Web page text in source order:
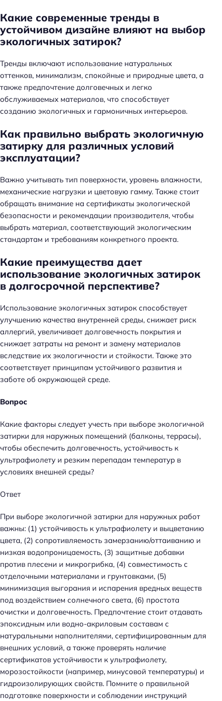
Какие современные тренды в
устойчивом дизайне влияют на выбор
экологичных затирок?
Тренды включают использование натуральных
оттенков, минимализм, спокойные и природные цвета, а
также предпочтение долговечных и легко
обслуживаемых материалов, что способствует
созданию экологичных и гармоничных интерьеров.
Как правильно выбрать экологичную
затирку для различных условий
эксплуатации?
Важно учитывать тип поверхности, уровень влажности,
механические нагрузки и цветовую гамму. Также стоит
обращать внимание на сертификаты экологической
безопасности и рекомендации производителя, чтобы
выбрать материал, соответствующий экологическим
стандартам и требованиям конкретного проекта.
Какие преимущества дает
использование экологичных затирок
в долгосрочной перспективе?
Использование экологичных затирок способствует
улучшению качества внутренней среды, снижает риск
аллергий, увеличивает долговечность покрытия и
снижает затраты на ремонт и замену материалов
вследствие их экологичности и стойкости. Также это
соответствует принципам устойчивого развития и
заботе об окружающей среде.
Вопрос
Какие факторы следует учесть при выборе экологичной
затирки для наружных помещений (балконы, террасы),
чтобы обеспечить долговечность, устойчивость к
ультрафиолету и резким перепадам температур в
условиях внешней среды?
Ответ
При выборе экологичной затирки для наружных работ
важны: (1) устойчивость к ультрафиолету и выцветанию
цвета, (2) сопротивляемость замерзанию/оттаиванию и
низкая водопроницаемость, (3) защитные добавки
против плесени и микрогрибка, (4) совместимость с
отделочными материалами и грунтовками, (5)
минимизация выгорания и испарения вредных веществ
под воздействием солнечного света, (6) простота
очистки и долговечность. Предпочтение стоит отдавать
эпоксидным или водно-акриловым составам с
натуральными наполнителями, сертифицированным для
внешних условий, а также проверять наличие
сертификатов устойчивости к ультрафиолету,
морозостойкости (например, минусовой температуры) и
гидроизолирующих свойств. Помните о правильной
подготовке поверхности и соблюдении инструкций